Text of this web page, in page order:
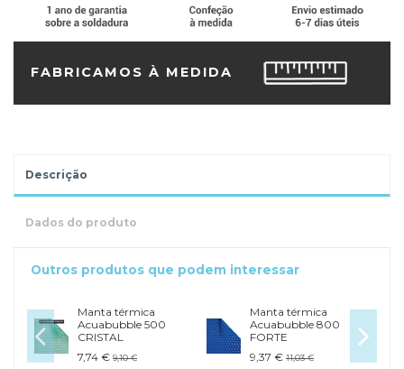
FABRICAMOS À MEDIDA
Descrição
Dados do produto
Outros produtos que podem interessar
Manta térmica
Acuabubble 500
CRISTAL
7,74 € 9,10 €
Manta térmica
Acuabubble 800
FORTE
9,37 € 11,03 €